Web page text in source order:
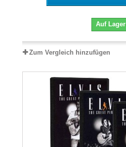
Auf Lager
Zum Vergleich hinzufügen